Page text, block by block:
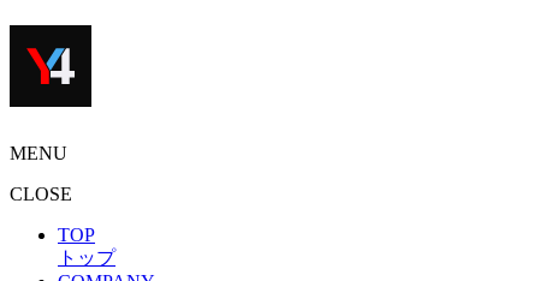
MENU
CLOSE
TOP
トップ